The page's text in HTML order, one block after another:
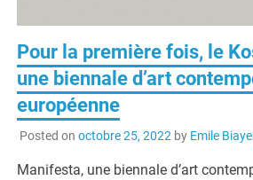
Pour la première fois, le
une biennale d’art
européenne
Posted on octobre 25, 2022by Emile
Manifesta, une biennale d’art